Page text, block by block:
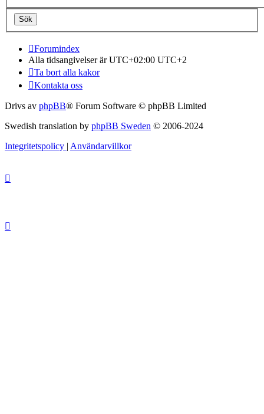
Forumindex
Alla tidsangivelser är UTC+02:00 UTC+2
Ta bort alla kakor
Kontakta oss
Drivs av phpBB® Forum Software © phpBB Limited
Swedish translation by phpBB Sweden © 2006-2024
Integritetspolicy | Användarvillkor